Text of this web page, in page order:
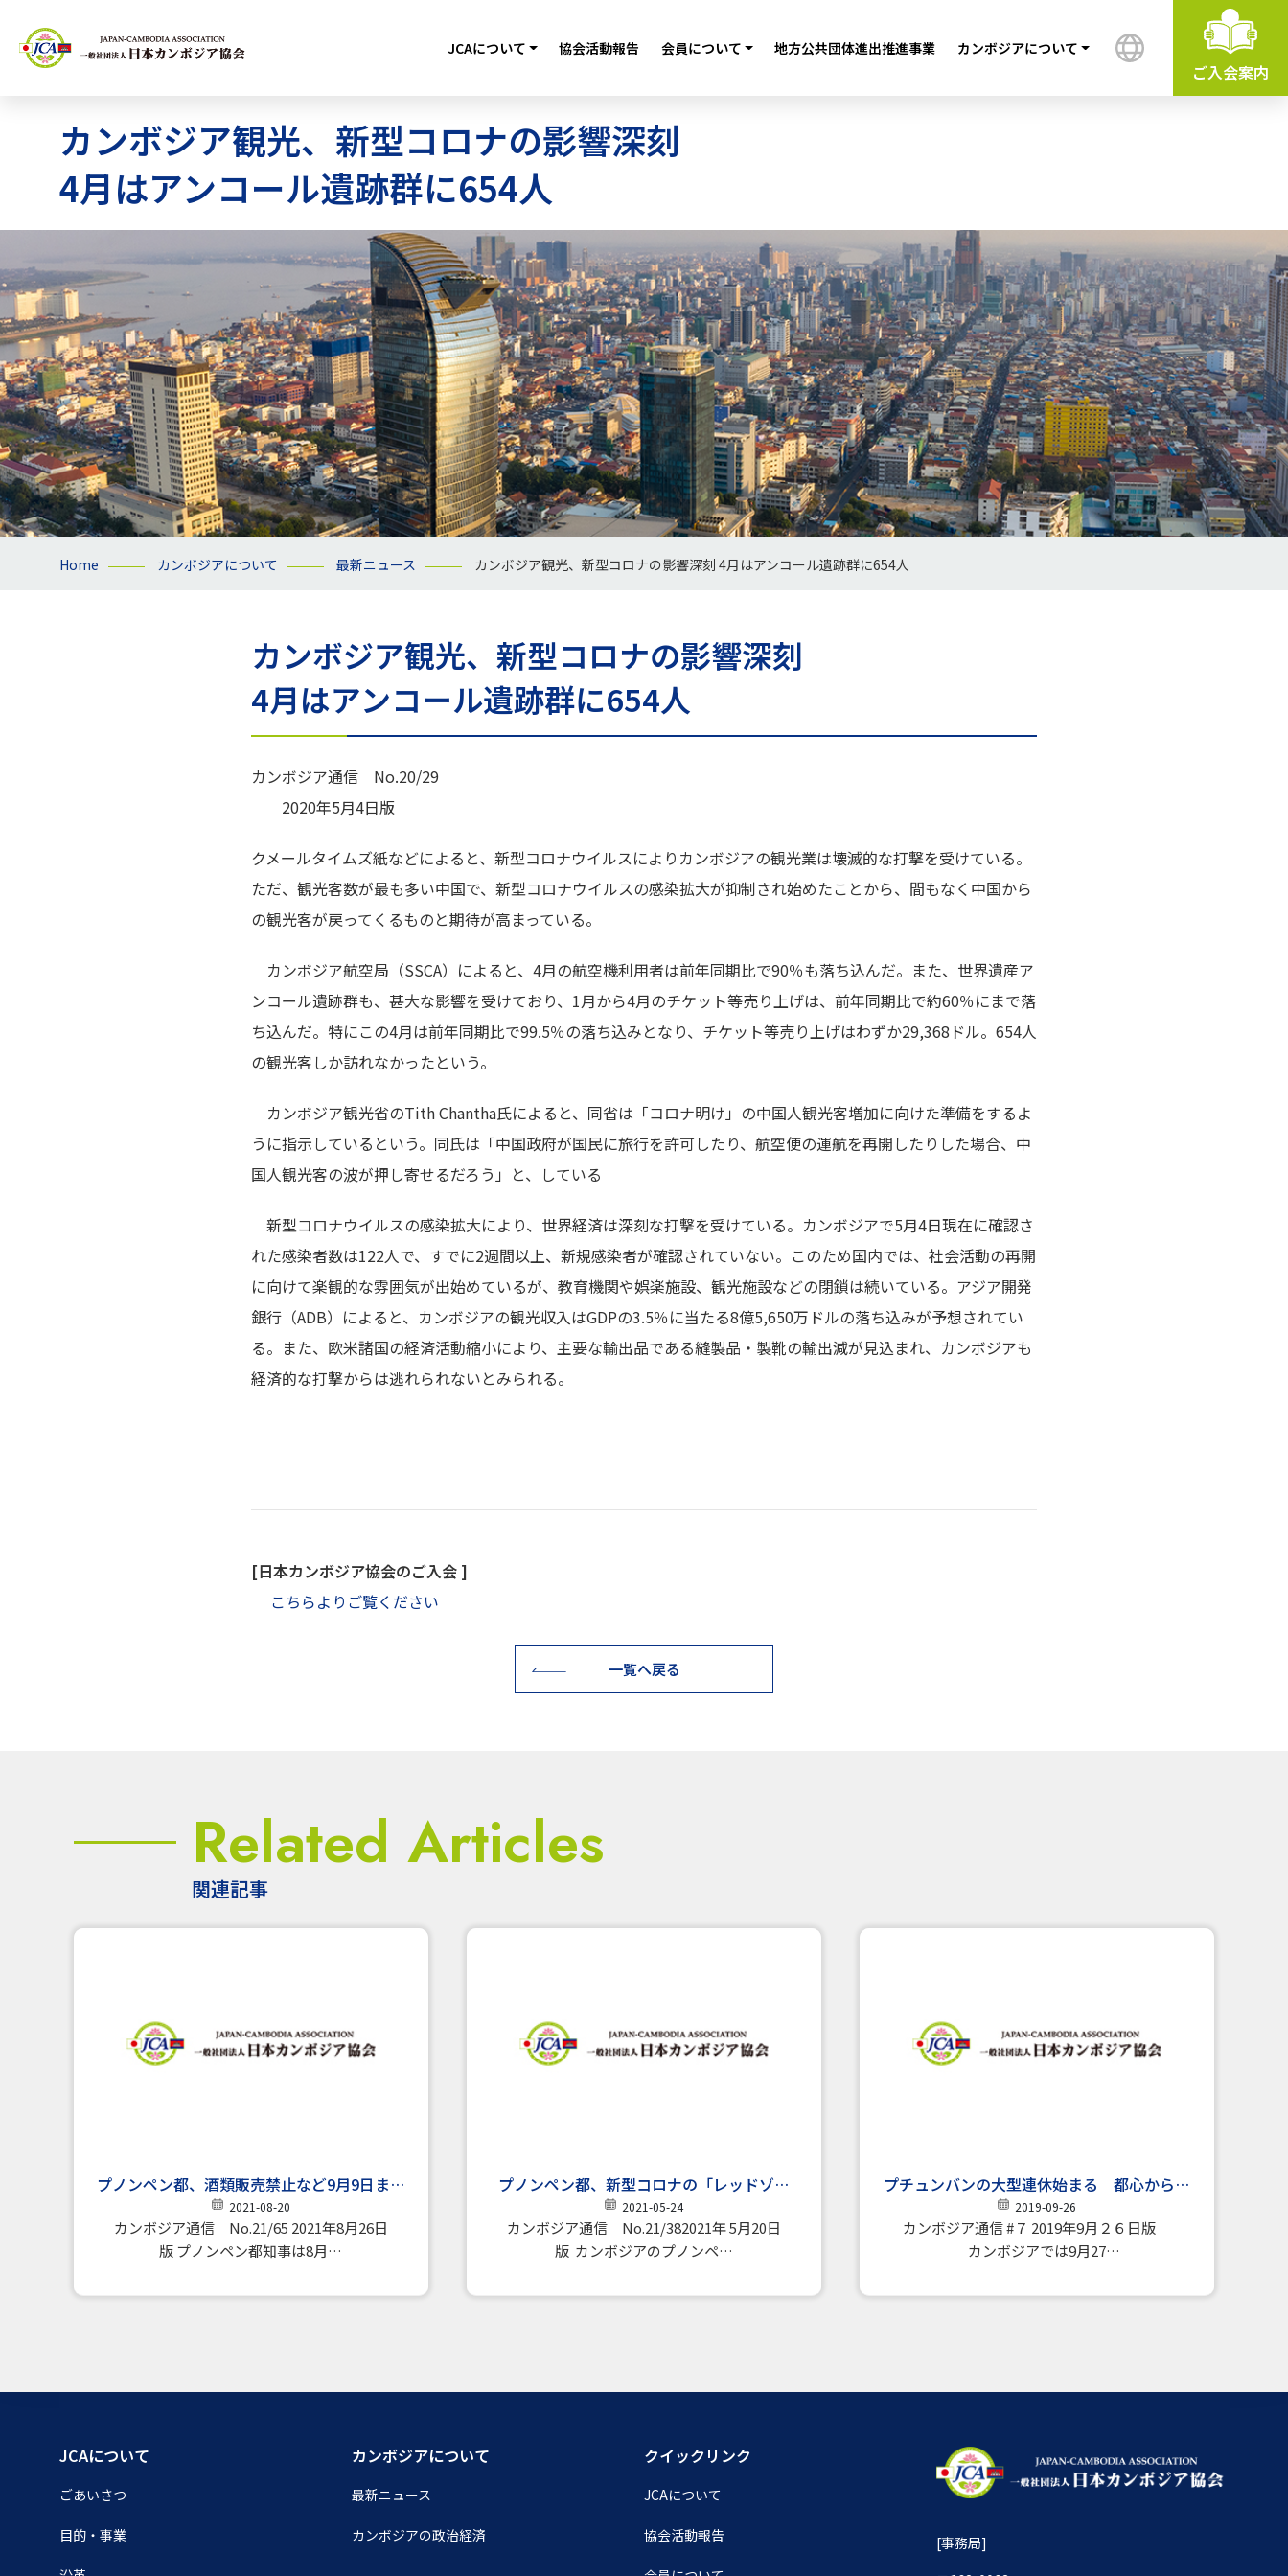
JCAについて 協会活動報告 会員について 地方公共団体進出推進事業 カンボジアについて
ご入会案内
カンボジア観光、新型コロナの影響深刻
4月はアンコール遺跡群に654人
Home カンボジアについて 最新ニュース カンボジア観光、新型コロナの影響深刻 4月はアンコール遺跡群に654人
カンボジア観光、新型コロナの影響深刻
4月はアンコール遺跡群に654人
カンボジア通信 No.20/29
2020年5月4日版
クメールタイムズ紙などによると、新型コロナウイルスによりカンボジアの観光業は壊滅的な打撃を受けている。
ただ、観光客数が最も多い中国で、新型コロナウイルスの感染拡大が抑制され始めたことから、間もなく中国から
の観光客が戻ってくるものと期待が高まっている。
カンボジア航空局（SSCA）によると、4月の航空機利用者は前年同期比で90％も落ち込んだ。また、世界遺産ア
ンコール遺跡群も、甚大な影響を受けており、1月から4月のチケット等売り上げは、前年同期比で約60％にまで落
ち込んだ。特にこの4月は前年同期比で99.5％の落ち込みとなり、チケット等売り上げはわずか29,368ドル。654人
の観光客しか訪れなかったという。
カンボジア観光省のTith Chantha氏によると、同省は「コロナ明け」の中国人観光客増加に向けた準備をするよ
うに指示しているという。同氏は「中国政府が国民に旅行を許可したり、航空便の運航を再開したりした場合、中
国人観光客の波が押し寄せるだろう」と、している
新型コロナウイルスの感染拡大により、世界経済は深刻な打撃を受けている。カンボジアで5月4日現在に確認さ
れた感染者数は122人で、すでに2週間以上、新規感染者が確認されていない。このため国内では、社会活動の再開
に向けて楽観的な雰囲気が出始めているが、教育機関や娯楽施設、観光施設などの閉鎖は続いている。アジア開発
銀行（ADB）によると、カンボジアの観光収入はGDPの3.5％に当たる8億5,650万ドルの落ち込みが予想されてい
る。また、欧米諸国の経済活動縮小により、主要な輸出品である縫製品・製靴の輸出減が見込まれ、カンボジアも
経済的な打撃からは逃れられないとみられる。
[日本カンボジア協会のご入会 ]
こちらよりご覧ください
一覧へ戻る
Related Articles
関連記事
プノンペン都、酒類販売禁止など9月9日まで
延長
2021-08-20
カンボジア通信 No.21/65 2021年8月26日
版 プノンペン都知事は8月…
プノンペン都、新型コロナの「レッドゾー
ン」を解除 新規感染者数は減少傾向に
2021-05-24
カンボジア通信 No.21/382021年 5月20日
版 カンボジアのプノンペ…
プチュンバンの大型連休始まる 都心から地
方へ無料バスや無料電車も
2019-09-26
カンボジア通信 #７ 2019年9月２６日版
カンボジアでは9月27…
JCAについて
ごあいさつ
目的・事業
カンボジアについて
最新ニュース
カンボジアの政治経済
クイックリンク
JCAについて
協会活動報告
[事務局]